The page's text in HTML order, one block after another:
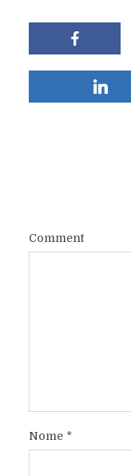
Comment
Nome *